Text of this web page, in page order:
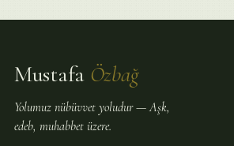
Mustafa Özbağ
Yolumuz nübüvvet yoludur — Aşk,
edeb, muhabbet üzere.